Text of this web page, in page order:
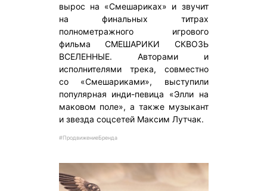
вырос на «Смешариках» и звучит
на финальных титрах
полнометражного игрового
фильма СМЕШАРИКИ СКВОЗЬ
ВСЕЛЕННЫЕ. Авторами и
исполнителями трека, совместно
со «Смешариками», выступили
популярная инди-певица «Элли на
маковом поле», а также музыкант
и звезда соцсетей Максим Лутчак.
#ПродвижениеБренда